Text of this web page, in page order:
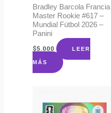
Bradley Barcola Francia
Master Rookie #617 –
Mundial Fútbol 2026 –
Panini
$5.000 LEER
MÁS